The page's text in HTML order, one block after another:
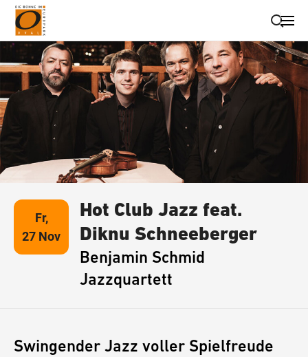
Suche schließen
Wegbeschreibung erhalten
Fr,
27 Nov
Hot Club Jazz feat.
Diknu Schneeberger
Benjamin Schmid
Jazzquartett
Swingender Jazz voller Spielfreude